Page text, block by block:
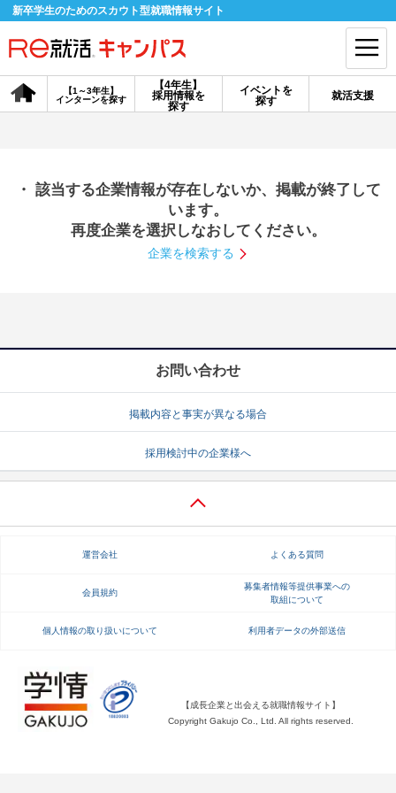
新卒学生のためのスカウト型就職情報サイト
【4年生】
採用情報を
探す
【1～3年生】
インターンを探す
イベントを
探す
就活支援
会員登録 ログイン
探す
【4年生】
説明会を探す
就活ノウハウ・サポート
就活ノウハウが満載！ お役立ち記事・相談室など
就活ニュースペーパー よくある質問
不明点があればこちら
・ 該当する企業情報が存在しないか、掲載が終了して
います。
再度企業を選択しなおしてください。
企業を検索する
お問い合わせ
掲載内容と事実が異なる場合
採用検討中の企業様へ
運営会社 よくある質問
会員規約
募集者情報等提供事業への
取組について
個人情報の取り扱いについて 利用者データの外部送信
【成長企業と出会える就職情報サイト】
Copyright Gakujo Co., Ltd. All rights reserved.